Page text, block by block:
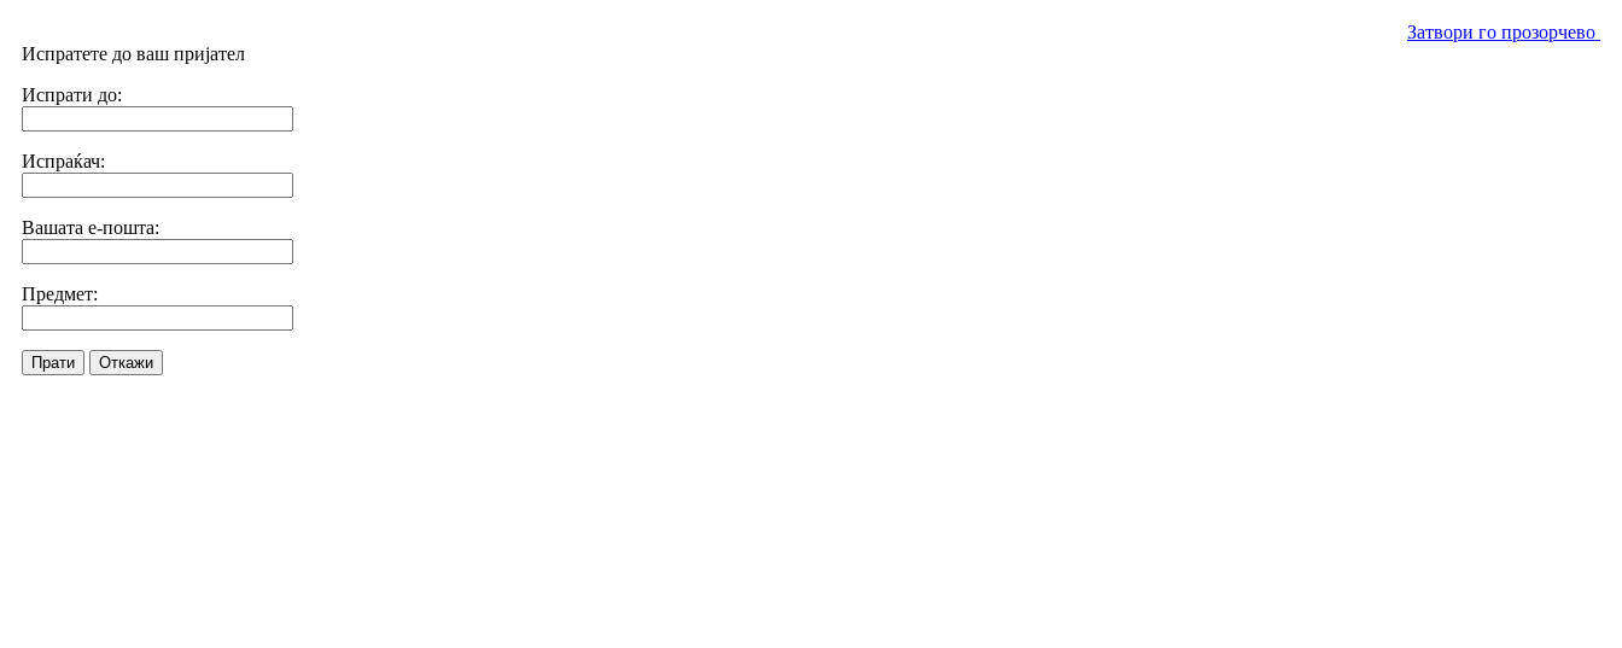
Затвори го прозорчево
Испратете до ваш пријател
Испрати до:
Испраќач:
Вашата е-пошта:
Предмет:
Прати Откажи